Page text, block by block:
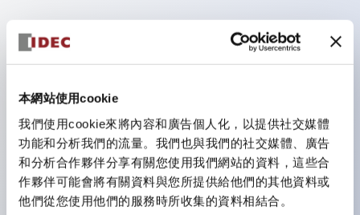
本網站使用cookie
我們使用cookie來將內容和廣告個人化，以提供社交媒體
功能和分析我們的流量。我們也與我們的社交媒體、廣告
和分析合作夥伴分享有關您使用我們網站的資料，這些合
作夥伴可能會將有關資料與您所提供給他們的其他資料或
他們從您使用他們的服務時所收集的資料相結合。
操作面板的凹凸減少，呈現銳利感。
支援分離型／單板式
優秀的防水性能。保護結構IP65
按鈕開關、選擇開關、帶鎖選擇開關最多3c接點。
邊框顏色有黑色與金屬色兩種。
LED照明帶來明亮且清晰的照明面